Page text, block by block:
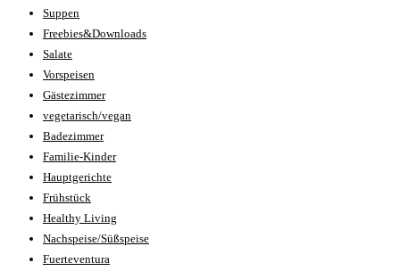
Suppen
Freebies&Downloads
Salate
Vorspeisen
Gästezimmer
vegetarisch/vegan
Badezimmer
Familie-Kinder
Hauptgerichte
Frühstück
Healthy Living
Nachspeise/Süßspeise
Fuerteventura